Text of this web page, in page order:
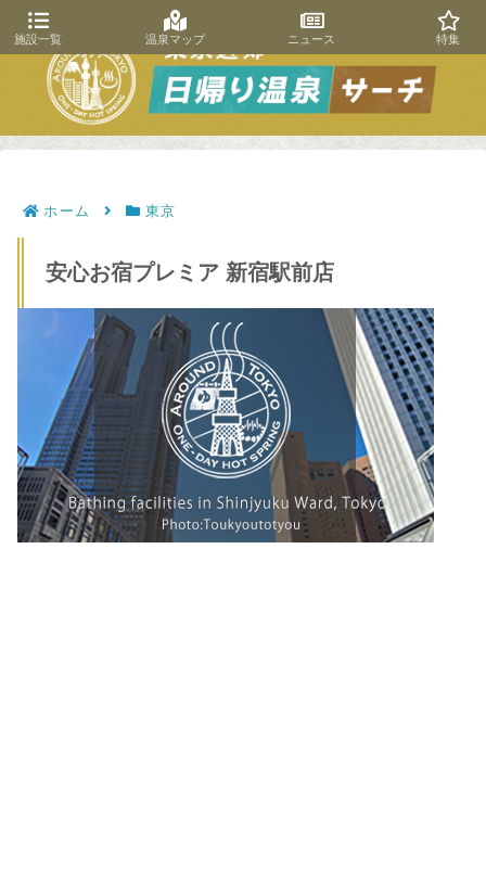
ホーム 東京
安心お宿プレミア 新宿駅前店
施設一覧 温泉マップ ニュース 特集